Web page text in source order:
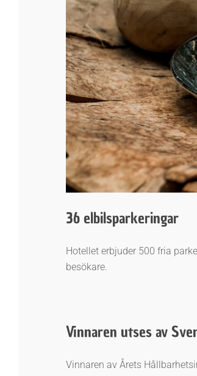
36 elbilsparkeringar
Hotellet erbjuder 500 fria
besökare.
Vinnaren utses av
Vinnaren av Årets